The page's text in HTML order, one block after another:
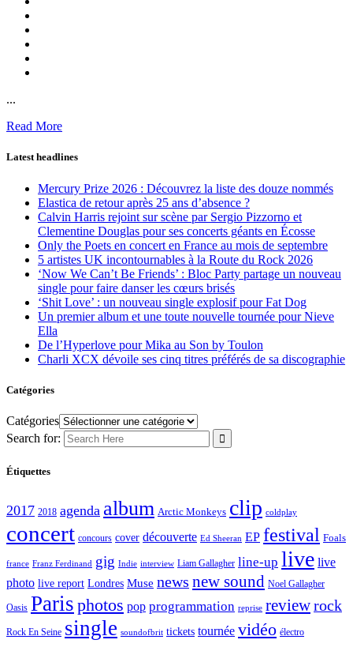
...
Read More
Latest headlines
Mercury Prize 2026 : Découvrez la liste des douze nommés
Elastica de retour après 25 ans d’absence ?
Calvin Harris rejoint sur scène par Sergio Pizzorno et
Clementine Douglas pour ses concerts géants en Écosse
Only the Poets en concert en France au mois de septembre
5 artistes UK incontournables à la Route du Rock 2026
‘Now We Can’t Be Friends’ : Bloc Party partage un nouveau
single pour faire danser les cœurs brisés
‘Shit Love’ : un nouveau single explosif pour Fat Dog
Un premier album et une toute nouvelle tournée pour Nieve
Ella
De l’Hyperlove pour Mika au Son by Toulon
Charli XCX dévoile ses cinq titres préférés de sa discographie
Catégories
Catégories
Search for:
Étiquettes
2017 2018 agenda album Arctic Monkeys clip coldplay
concert concours cover découverte Ed Sheeran EP festival Foals
france Franz Ferdinand gig Indie interview Liam Gallagher line-up live live
photo live report Londres Muse news new sound Noel Gallagher
Oasis Paris photos pop programmation reprise reviewrock
Rock En Seine single soundofbrit tickets tournée vidéo électro